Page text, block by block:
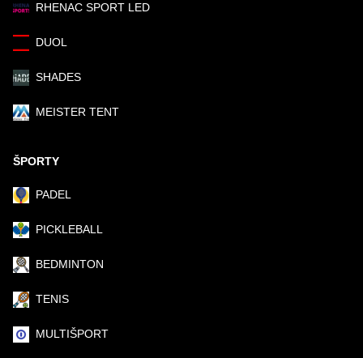
RHENAC SPORT LED
DUOL
SHADES
MEISTER TENT
ŠPORTY
PADEL
PICKLEBALL
BEDMINTON
TENIS
MULTIŠPORT